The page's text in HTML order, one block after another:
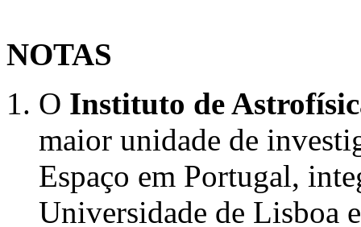
NOTAS
O Instituto de
maior unidade de
Espaço em Portugal,
Universidade de Lisboa